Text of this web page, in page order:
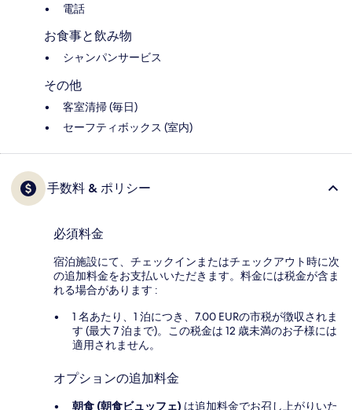
電話
お食事と飲み物
シャンパンサービス
その他
客室清掃 (毎日)
セーフティボックス (室内)
手数料 & ポリシー
必須料金
宿泊施設にて、チェックインまたはチェックアウト時に次
の追加料金をお支払いいただきます。料金には税金が含ま
れる場合があります :
1 名あたり、1 泊につき、7.00 EURの市税が徴収されま
す (最大 7 泊まで)。この税金は 12 歳未満のお子様には
適用されません。
オプションの追加料金
朝食 (朝食ビュッフェ) は追加料金でお召し上がりいた